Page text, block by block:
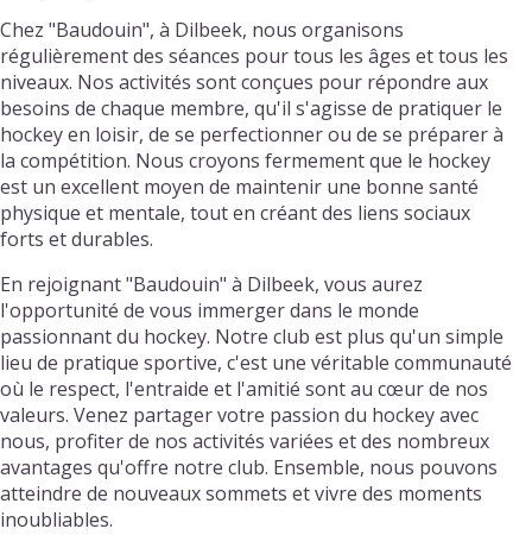
Chez "Baudouin", à Dilbeek, nous organisons
régulièrement des séances pour tous les âges et tous les
niveaux. Nos activités sont conçues pour répondre aux
besoins de chaque membre, qu'il s'agisse de pratiquer le
hockey en loisir, de se perfectionner ou de se préparer à
la compétition. Nous croyons fermement que le hockey
est un excellent moyen de maintenir une bonne santé
physique et mentale, tout en créant des liens sociaux
forts et durables.
En rejoignant "Baudouin" à Dilbeek, vous aurez
l'opportunité de vous immerger dans le monde
passionnant du hockey. Notre club est plus qu'un simple
lieu de pratique sportive, c'est une véritable communauté
où le respect, l'entraide et l'amitié sont au cœur de nos
valeurs. Venez partager votre passion du hockey avec
nous, profiter de nos activités variées et des nombreux
avantages qu'offre notre club. Ensemble, nous pouvons
atteindre de nouveaux sommets et vivre des moments
inoubliables.